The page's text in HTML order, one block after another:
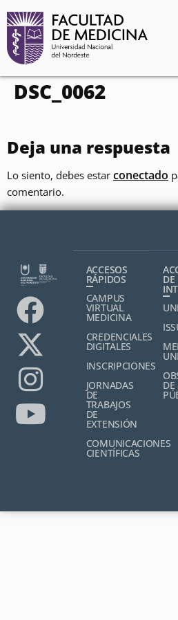
contenido
DSC_0062
Deja una respuesta
Lo siento, debes estar conectado
comentario.
ACCESOS
RÁPIDOS
CAMPUS
VIRTUAL
MEDICINA
CREDENCIALES
DIGITALES
INSCRIPCIONES
JORNADAS
DE
TRABAJOS
DE
EXTENSIÓN
COMUNICACIONES
CIENTÍFICAS
DE
DE